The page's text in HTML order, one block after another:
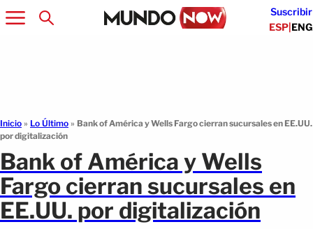
Suscribir
ESP|ENG
Inicio » Lo Último » Bank of América y Wells Fargo cierran sucursales en EE.UU.
por digitalización
Bank of América y Wells
Fargo cierran sucursales en
EE.UU. por digitalización